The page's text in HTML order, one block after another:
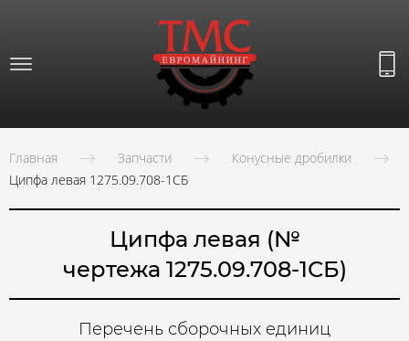
Главная Запчасти
Конусные дробилки
Ципфа левая 1275.09.708-1СБ
Ципфа левая (№
чертежа 1275.09.708-1СБ)
Перечень сборочных единиц